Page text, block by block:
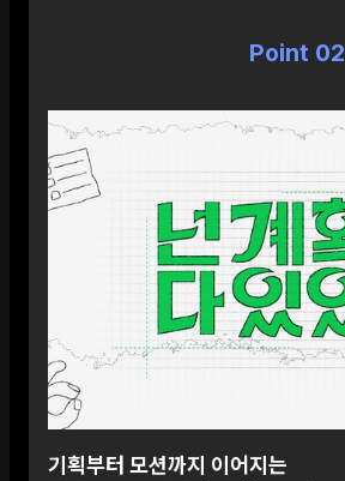
Point 02
기획부터 모션까지 이어지는